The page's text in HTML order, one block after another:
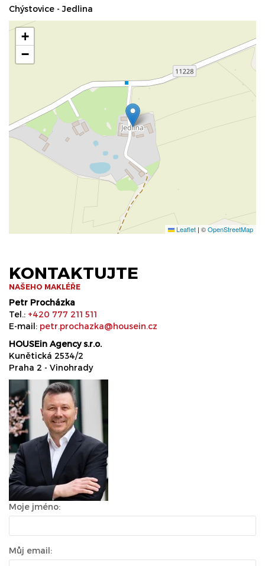
Chýstovice - Jedlina
+
−
Leaflet | ©OpenStreetMap
KONTAKTUJTE
NAŠEHO MAKLÉŘE
Petr Procházka
Tel.: +420 777 211 511
E-mail: petr.prochazka@housein.cz
HOUSEin Agency s.r.o.
Kunětická 2534/2
Praha 2 - Vinohrady
Moje jméno:
Můj email: